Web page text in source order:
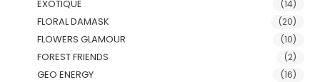
EXOTIQUE (14)
FLORAL DAMASK (20)
FLOWERS GLAMOUR (10)
FOREST FRIENDS (2)
GEO ENERGY (16)